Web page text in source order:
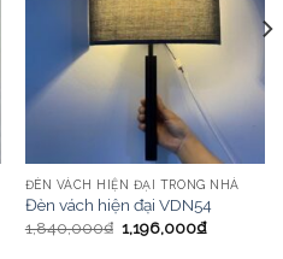
ĐÈN VÁCH HIỆN ĐẠI TRONG NHÀ
Đèn vách hiện đại VDN54
1,840,000₫ 1,196,000₫